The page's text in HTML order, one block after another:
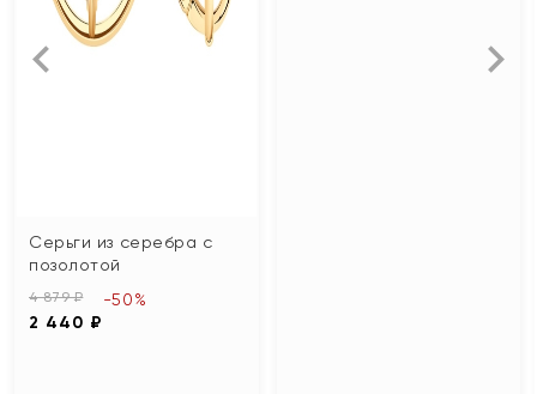
Серьги из серебра с
позолотой
4 879 ₽
2 440 ₽
-50%